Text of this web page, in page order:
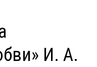
И. А.